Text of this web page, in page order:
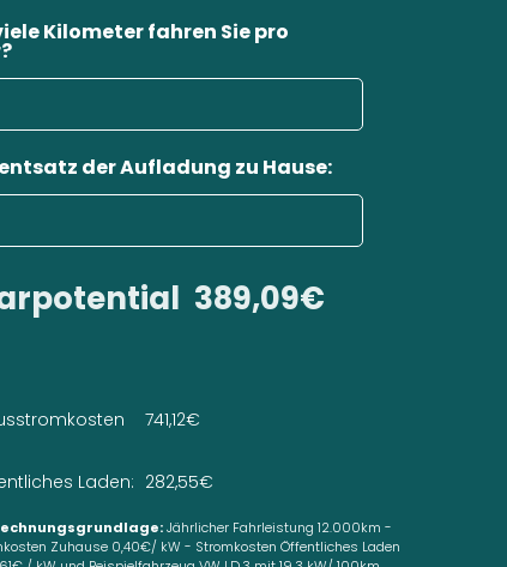
Kilometer fahren Sie pro
der Aufladung zu Hause:
389,09€
Laden:
741,12€
282,55€
Jährlicher Fahrleistung 12.000km -
Zuhause 0,40€/ kW - Stromkosten Öffentliches Laden